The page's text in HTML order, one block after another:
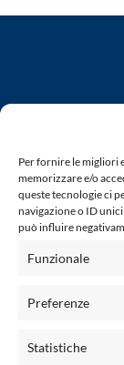
Per fornire le migliori
memorizzare e/o
queste tecnologie ci
navigazione o ID
può influire
Funzionale
Preferenze
Statistiche
Questo blog
quanto viene
legge n° 62